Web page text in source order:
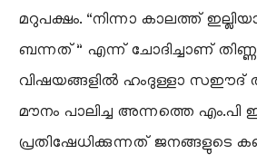
മറുപക്ഷം. “നിന്നാ കാലത്ത്
ബന്നത്” എന്ന് ചോദിച്ചാണ്
വിഷയങ്ങളിൽ ഹംദുള്ളാ സഈദ്
മൗനം പാലിച്ച അന്നത്തെ എം.പി
പ്രതിഷേധിക്കുന്നത് ജനങ്ങളുടെ